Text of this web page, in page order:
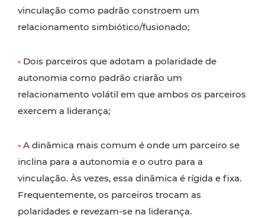
vinculação como padrão constroem um
relacionamento simbiótico/fusionado;
• Dois parceiros que adotam a polaridade de
autonomia como padrão criarão um
relacionamento volátil em que ambos os parceiros
exercem a liderança;
• A dinâmica mais comum é onde um parceiro se
inclina para a autonomia e o outro para a
vinculação. Às vezes, essa dinâmica é rígida e fixa.
Frequentemente, os parceiros trocam as
polaridades e revezam-se na liderança.